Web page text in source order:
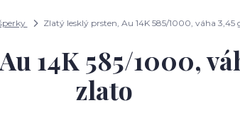
Zlatý lesklý prsten, Au 14K 585/1000, váha 3,45
14K 585/1000,
zlato